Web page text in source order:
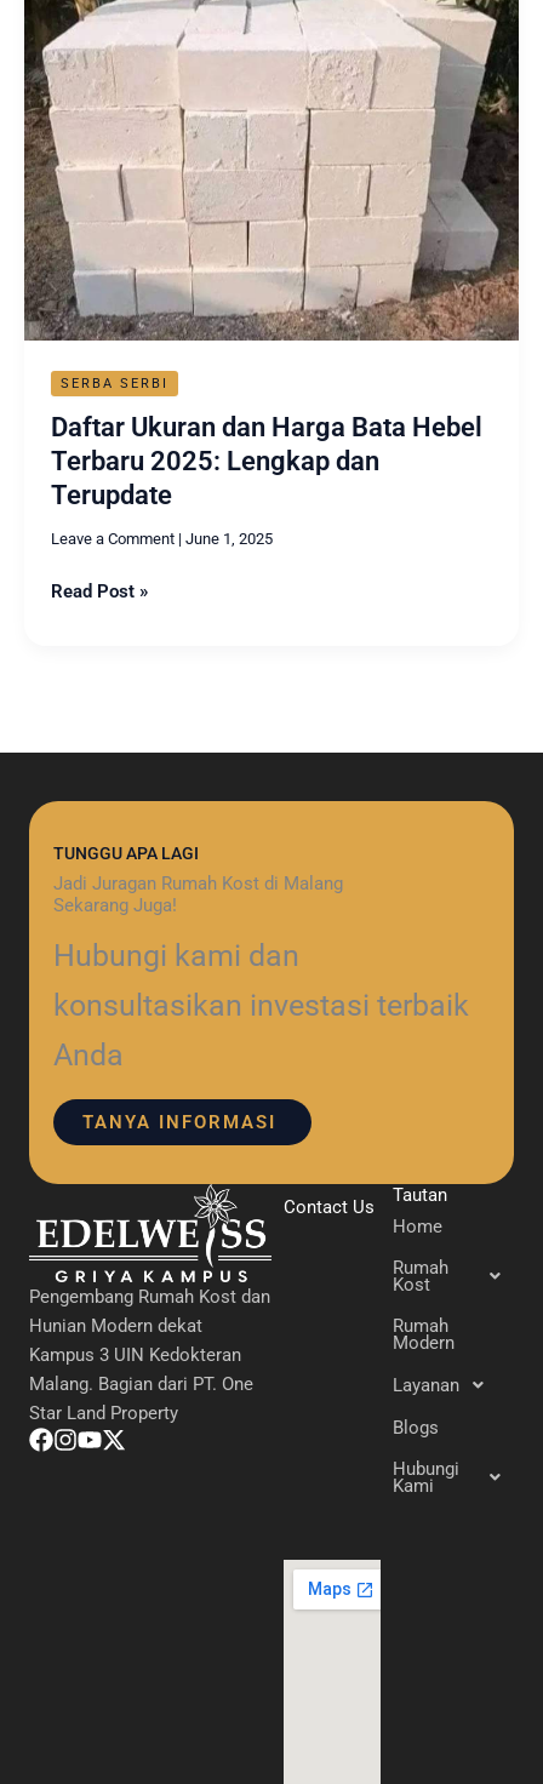
SERBA SERBI
Daftar Ukuran dan Harga Bata Hebel
Terbaru 2025: Lengkap dan
Terupdate
Leave a Comment | June 1, 2025
dan
Harga
Bata
Hebel
Terbaru
2025:
Lengkap
dan
Terupdate
Read Post »
TUNGGU APA LAGI
Jadi Juragan Rumah Kost di Malang
Sekarang Juga!
Hubungi kami dan
konsultasikan investasi terbaik
Anda
TANYA INFORMASI
Pengembang Rumah Kost dan
Hunian Modern dekat
Kampus 3 UIN Kedokteran
Malang. Bagian dari PT. One
Star Land Property
Contact Us
Tautan
Home
Rumah
Kost
Rumah
Modern
Layanan
Blogs
Hubungi
Kami